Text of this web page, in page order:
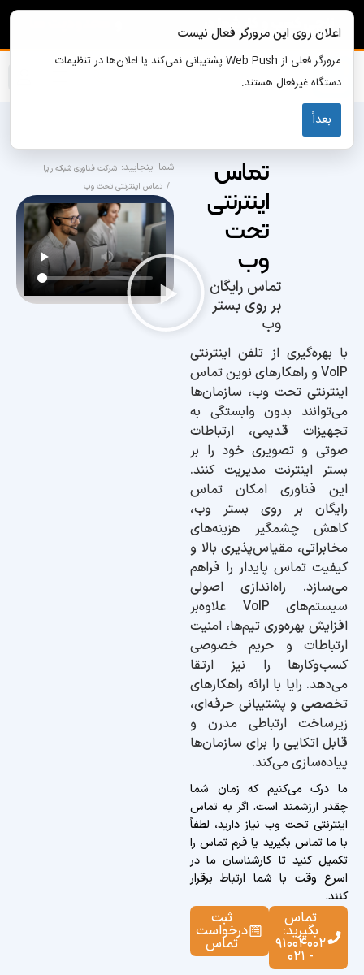
تماس
اینترنتی
تحت
وب
تماس رایگان
بر روی بستر
وب
با بهره‌گیری از تلفن اینترنتی
VoIP و راهکارهای نوین تماس
اینترنتی تحت وب، سازمان‌ها
می‌توانند بدون وابستگی به
تجهیزات قدیمی، ارتباطات
صوتی و تصویری خود را بر
بستر اینترنت مدیریت کنند.
این فناوری امکان تماس
رایگان بر روی بستر وب،
کاهش چشمگیر هزینه‌های
مخابراتی، مقیاس‌پذیری بالا و
کیفیت تماس پایدار را فراهم
می‌سازد. راه‌اندازی اصولی
سیستم‌های VoIP علاوه‌بر
افزایش بهره‌وری تیم‌ها، امنیت
ارتباطات و حریم خصوصی
کسب‌وکارها را نیز ارتقا
می‌دهد. رایا با ارائه راهکارهای
تخصصی و پشتیبانی حرفه‌ای،
زیرساخت ارتباطی مدرن و
قابل اتکایی را برای سازمان‌ها
پیاده‌سازی می‌کند.
ما درک می‌کنیم که زمان شما
چقدر ارزشمند است. اگر به تماس
اینترنتی تحت وب نیاز دارید، لطفاً
با ما تماس بگیرید یا فرم تماس را
تکمیل کنید تا کارشناسان ما در
اسرع وقت با شما ارتباط برقرار
کنند.
تماس
بگیرید:
91004002
- 021
ثبت
درخواست
تماس
شرکت فناوری شبکه رایا
تماس اینترنتی تحت وب
اعلان روی این مرورگر فعال نیست
مرورگر فعلی از Web Push پشتیبانی نمی‌کند یا اعلان‌ها در تنظیمات
دستگاه غیرفعال هستند.
بعداً